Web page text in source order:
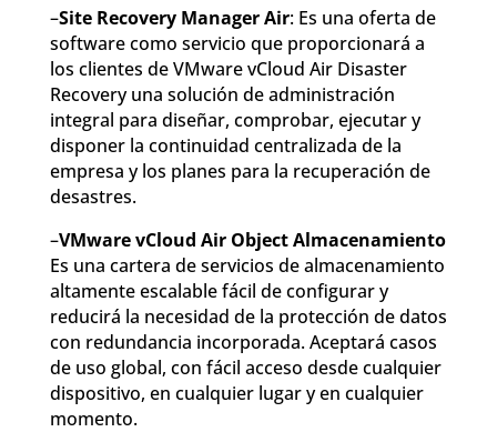
–Site Recovery Manager Air: Es una oferta de
software como servicio que proporcionará a
los clientes de VMware vCloud Air Disaster
Recovery una solución de administración
integral para diseñar, comprobar, ejecutar y
disponer la continuidad centralizada de la
empresa y los planes para la recuperación de
desastres.
–VMware vCloud Air Object Almacenamiento
Es una cartera de servicios de almacenamiento
altamente escalable fácil de configurar y
reducirá la necesidad de la protección de datos
con redundancia incorporada. Aceptará casos
de uso global, con fácil acceso desde cualquier
dispositivo, en cualquier lugar y en cualquier
momento.